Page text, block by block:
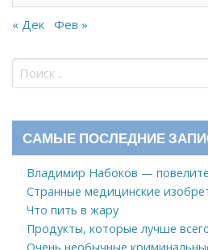
« Дек Фев »
САМЫЕ ПОСЛЕДНИЕ
Владимир Набоков —
Странные медицинские
Что пить в жару
Продукты, которые лучше
Очень необычные